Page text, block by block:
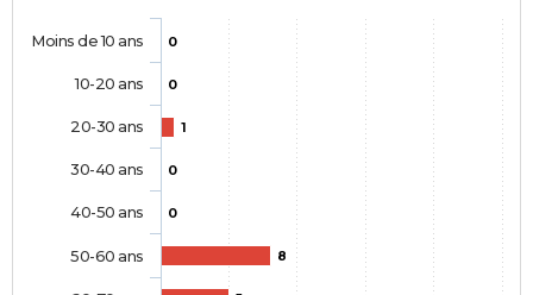
0
0
1
0
0
8
Moins de 10 ans
10-20 ans
20-30 ans
30-40 ans
40-50 ans
50-60 ans